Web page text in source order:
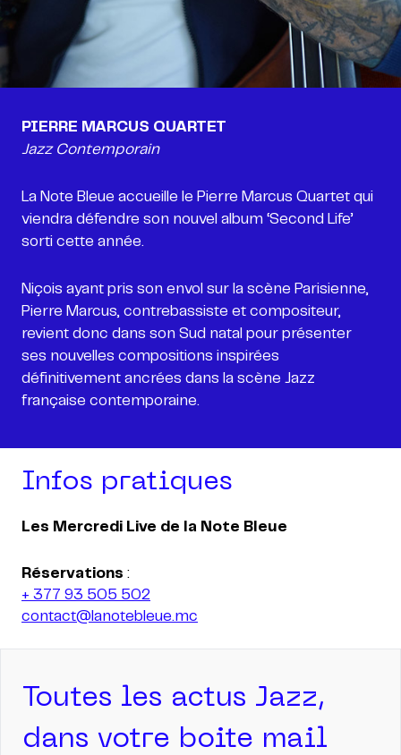
PIERRE MARCUS QUARTET
Jazz Contemporain
La Note Bleue accueille le Pierre Marcus Quartet qui
viendra défendre son nouvel album ‘Second Life’
sorti cette année.
Niçois ayant pris son envol sur la scène Parisienne,
Pierre Marcus, contrebassiste et compositeur,
revient donc dans son Sud natal pour présenter
ses nouvelles compositions inspirées
définitivement ancrées dans la scène Jazz
Infos pratiques
Les Mercredi Live de la Note Bleue
Réservations
+ 377 93 505 502
contact@lanotebleue.mc
Toutes les actus Jazz,
dans votre boite mail